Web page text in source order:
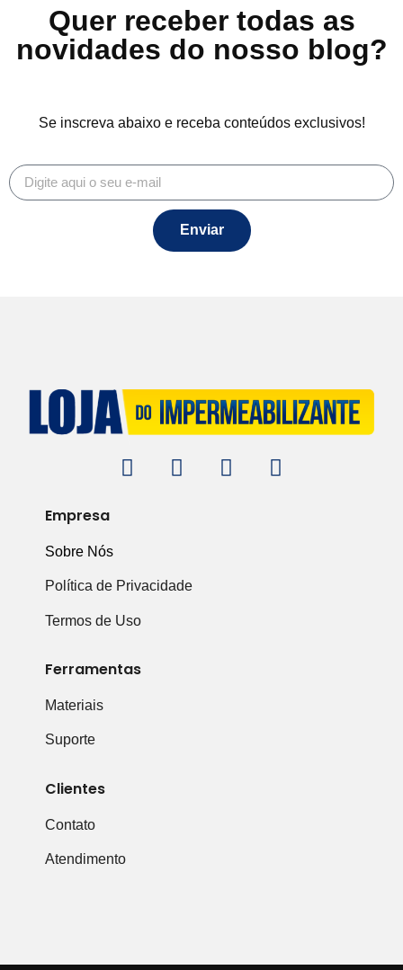
Quer receber todas as
novidades do nosso blog?
Se inscreva abaixo e receba conteúdos exclusivos!
Enviar
Empresa
Sobre Nós
Política de Privacidade
Termos de Uso
Ferramentas
Materiais
Suporte
Clientes
Contato
Atendimento